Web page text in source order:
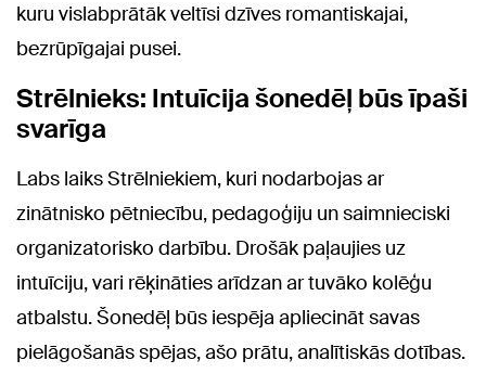
kuru vislabprātāk veltīsi dzīves romantiskajai,
bezrūpīgajai pusei.
Strēlnieks: Intuīcija šonedēļ būs īpaši
svarīga
Labs laiks Strēlniekiem, kuri nodarbojas ar
zinātnisko pētniecību, pedagoģiju un saimnieciski
organizatorisko darbību. Drošāk paļaujies uz
intuīciju, vari rēķināties arīdzan ar tuvāko kolēģu
atbalstu. Šonedēļ būs iespēja apliecināt savas
pielāgošanās spējas, ašo prātu, analītiskās dotības.